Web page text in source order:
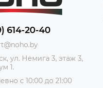
614-20-40
ул. Немига 3, этаж 3,
1.
с 10:00 до 21:00